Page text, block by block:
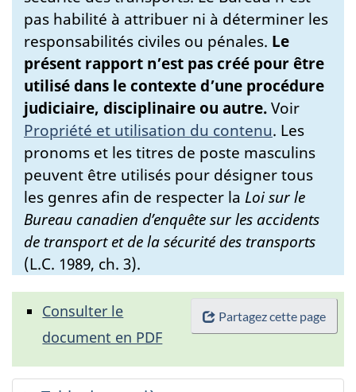
pas habilité à attribuer ni à déterminer les
responsabilités civiles ou pénales. Le
présent rapport n’est pas créé pour être
utilisé dans le contexte d’une procédure
judiciaire, disciplinaire ou autre.Voir
Propriété et utilisation du contenu. Les
pronoms et les titres de poste masculins
peuvent être utilisés pour désigner tous
les genres afin de respecter la Loi sur le
Bureau canadien d’enquête sur les accidents
de transport et de la sécurité des transports
(L.C. 1989, ch. 3).
Partagez cette page
Consulter le
document en PDF